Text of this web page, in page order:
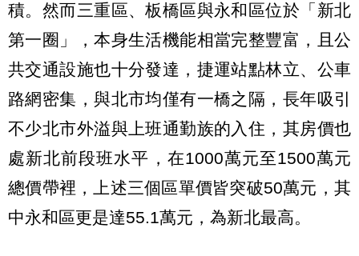
積。然而三重區、板橋區與永和區位於「新北
第一圈」，本身生活機能相當完整豐富，且公
共交通設施也十分發達，捷運站點林立、公車
路網密集，與北市均僅有一橋之隔，長年吸引
不少北市外溢與上班通勤族的入住，其房價也
處新北前段班水平，在1000萬元至1500萬元
總價帶裡，上述三個區單價皆突破50萬元，其
中永和區更是達55.1萬元，為新北最高。